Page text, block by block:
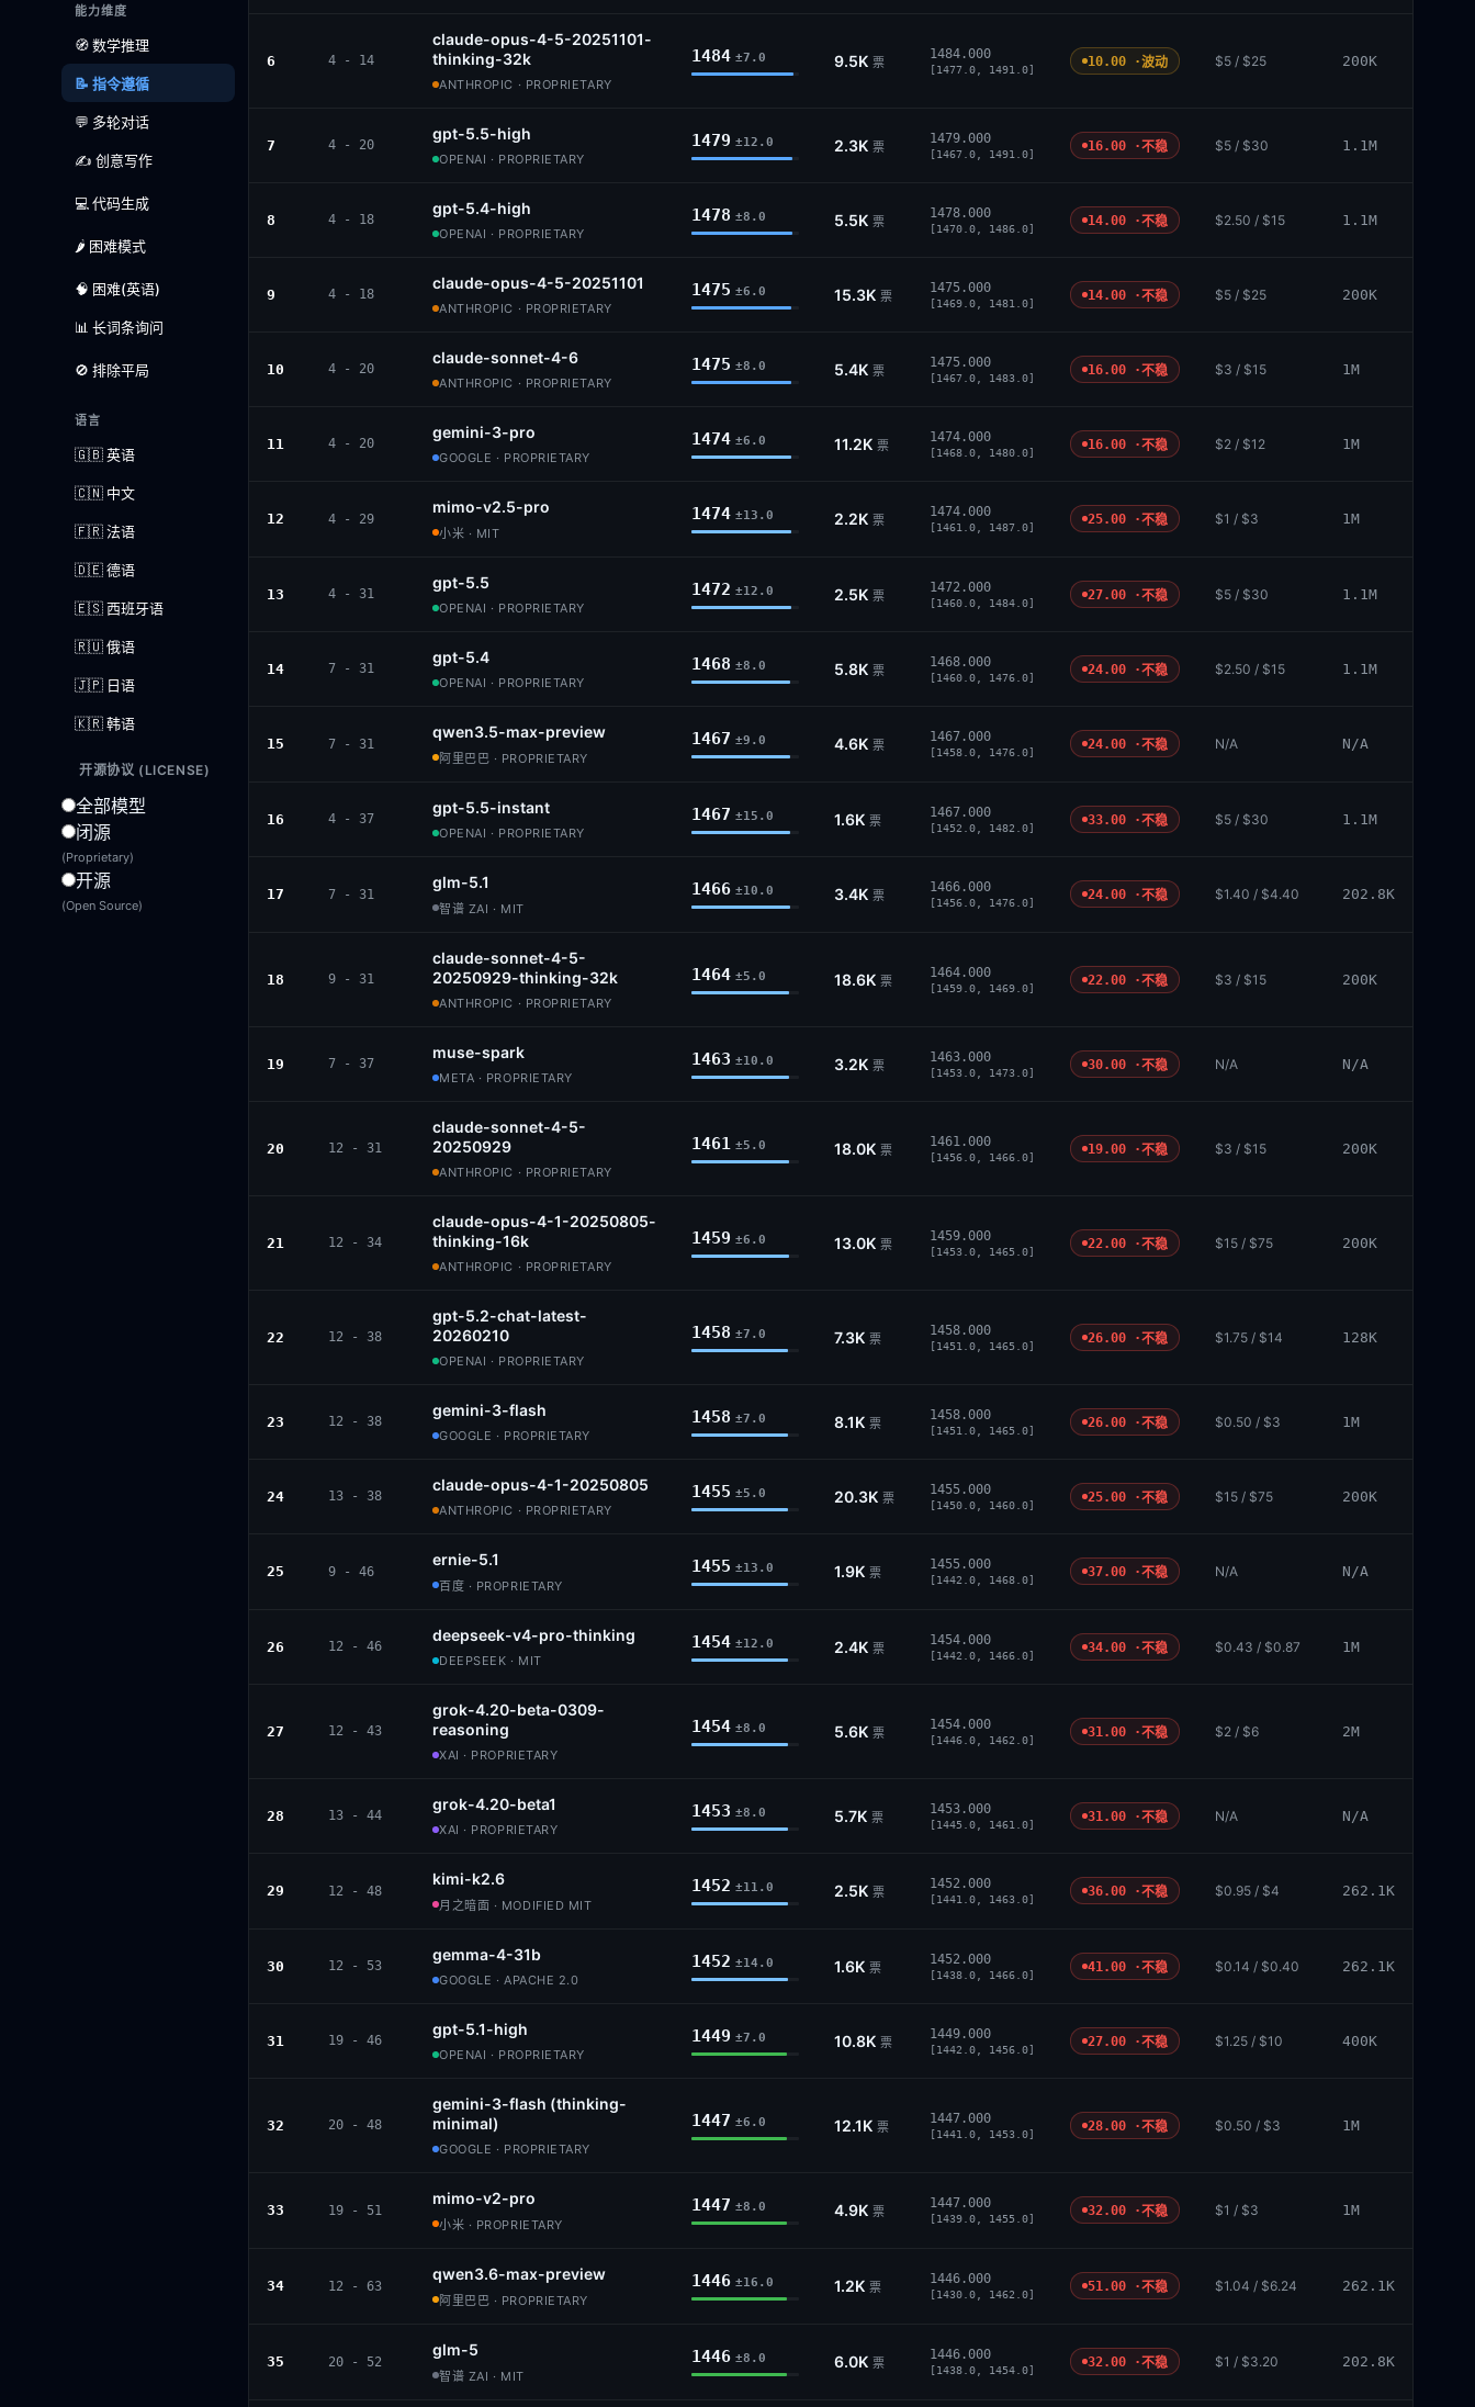
能力维度
🧭 数学推理
📝 指令遵循
💬 多轮对话
✍️ 创意写作
💻 代码生成
🌶️ 困难模式
🧠 困难(英语)
📊 长词条询问
🚫 排除平局
语言
🇬🇧 英语
🇨🇳 中文
🇫🇷 法语
🇩🇪 德语
🇪🇸 西班牙语
🇷🇺 俄语
🇯🇵 日语
🇰🇷 韩语
开源协议 (LICENSE)
全部模型
闭源
(Proprietary)
开源
(Open Source)
6 4 - 14
claude-opus-4-5-20251101-
thinking-32k
ANTHROPIC · PROPRIETARY
1484 ±7.0 9.5K 票
1484.000
[1477.0, 1491.0]
10.00 ·波动 $5 / $25 200K
7 4 - 20
gpt-5.5-high
OPENAI · PROPRIETARY
1479 ±12.0 2.3K 票
1479.000
[1467.0, 1491.0]
16.00 ·不稳 $5 / $30 1.1M
8 4 - 18
gpt-5.4-high
OPENAI · PROPRIETARY
1478 ±8.0 5.5K 票
1478.000
[1470.0, 1486.0]
14.00 ·不稳 $2.50 / $15 1.1M
9 4 - 18
claude-opus-4-5-20251101
ANTHROPIC · PROPRIETARY
1475 ±6.0 15.3K 票
1475.000
[1469.0, 1481.0]
14.00 ·不稳 $5 / $25 200K
10 4 - 20
claude-sonnet-4-6
ANTHROPIC · PROPRIETARY
1475 ±8.0 5.4K 票
1475.000
[1467.0, 1483.0]
16.00 ·不稳 $3 / $15 1M
11 4 - 20
gemini-3-pro
GOOGLE · PROPRIETARY
1474 ±6.0 11.2K 票
1474.000
[1468.0, 1480.0]
16.00 ·不稳 $2 / $12 1M
12 4 - 29
mimo-v2.5-pro
小米 · MIT
1474 ±13.0 2.2K 票
1474.000
[1461.0, 1487.0]
25.00 ·不稳 $1 / $3 1M
13 4 - 31
gpt-5.5
OPENAI · PROPRIETARY
1472 ±12.0 2.5K 票
1472.000
[1460.0, 1484.0]
27.00 ·不稳 $5 / $30 1.1M
14 7 - 31
gpt-5.4
OPENAI · PROPRIETARY
1468 ±8.0 5.8K 票
1468.000
[1460.0, 1476.0]
24.00 ·不稳 $2.50 / $15 1.1M
15 7 - 31
qwen3.5-max-preview
阿里巴巴 · PROPRIETARY
1467 ±9.0 4.6K 票
1467.000
[1458.0, 1476.0]
24.00 ·不稳 N/A N/A
16 4 - 37
gpt-5.5-instant
OPENAI · PROPRIETARY
1467 ±15.0 1.6K 票
1467.000
[1452.0, 1482.0]
33.00 ·不稳 $5 / $30 1.1M
17 7 - 31
glm-5.1
智谱 ZAI · MIT
1466 ±10.0 3.4K 票
1466.000
[1456.0, 1476.0]
24.00 ·不稳 $1.40 / $4.40 202.8K
18 9 - 31
claude-sonnet-4-5-
20250929-thinking-32k
ANTHROPIC · PROPRIETARY
1464 ±5.0 18.6K 票
1464.000
[1459.0, 1469.0]
22.00 ·不稳 $3 / $15 200K
19 7 - 37
muse-spark
META · PROPRIETARY
1463 ±10.0 3.2K 票
1463.000
[1453.0, 1473.0]
30.00 ·不稳 N/A N/A
20 12 - 31
claude-sonnet-4-5-
20250929
ANTHROPIC · PROPRIETARY
1461 ±5.0 18.0K 票
1461.000
[1456.0, 1466.0]
19.00 ·不稳 $3 / $15 200K
21 12 - 34
claude-opus-4-1-20250805-
thinking-16k
ANTHROPIC · PROPRIETARY
1459 ±6.0 13.0K 票
1459.000
[1453.0, 1465.0]
22.00 ·不稳 $15 / $75 200K
22 12 - 38
gpt-5.2-chat-latest-
20260210
OPENAI · PROPRIETARY
1458 ±7.0 7.3K 票
1458.000
[1451.0, 1465.0]
26.00 ·不稳 $1.75 / $14 128K
23 12 - 38
gemini-3-flash
GOOGLE · PROPRIETARY
1458 ±7.0 8.1K 票
1458.000
[1451.0, 1465.0]
26.00 ·不稳 $0.50 / $3 1M
24 13 - 38
claude-opus-4-1-20250805
ANTHROPIC · PROPRIETARY
1455 ±5.0 20.3K 票
1455.000
[1450.0, 1460.0]
25.00 ·不稳 $15 / $75 200K
25 9 - 46
ernie-5.1
百度 · PROPRIETARY
1455 ±13.0 1.9K 票
1455.000
[1442.0, 1468.0]
37.00 ·不稳 N/A N/A
26 12 - 46
deepseek-v4-pro-thinking
DEEPSEEK · MIT
1454 ±12.0 2.4K 票
1454.000
[1442.0, 1466.0]
34.00 ·不稳 $0.43 / $0.87 1M
27 12 - 43
grok-4.20-beta-0309-
reasoning
XAI · PROPRIETARY
1454 ±8.0 5.6K 票
1454.000
[1446.0, 1462.0]
31.00 ·不稳 $2 / $6 2M
28 13 - 44
grok-4.20-beta1
XAI · PROPRIETARY
1453 ±8.0 5.7K 票
1453.000
[1445.0, 1461.0]
31.00 ·不稳 N/A N/A
29 12 - 48
kimi-k2.6
月之暗面 · MODIFIED MIT
1452 ±11.0 2.5K 票
1452.000
[1441.0, 1463.0]
36.00 ·不稳 $0.95 / $4 262.1K
30 12 - 53
gemma-4-31b
GOOGLE · APACHE 2.0
1452 ±14.0 1.6K 票
1452.000
[1438.0, 1466.0]
41.00 ·不稳 $0.14 / $0.40 262.1K
31 19 - 46
gpt-5.1-high
OPENAI · PROPRIETARY
1449 ±7.0 10.8K 票
1449.000
[1442.0, 1456.0]
27.00 ·不稳 $1.25 / $10 400K
32 20 - 48
gemini-3-flash (thinking-
minimal)
GOOGLE · PROPRIETARY
1447 ±6.0 12.1K 票
1447.000
[1441.0, 1453.0]
28.00 ·不稳 $0.50 / $3 1M
33 19 - 51
mimo-v2-pro
小米 · PROPRIETARY
1447 ±8.0 4.9K 票
1447.000
[1439.0, 1455.0]
32.00 ·不稳 $1 / $3 1M
34 12 - 63
qwen3.6-max-preview
阿里巴巴 · PROPRIETARY
1446 ±16.0 1.2K 票
1446.000
[1430.0, 1462.0]
51.00 ·不稳 $1.04 / $6.24 262.1K
35 20 - 52
glm-5
智谱 ZAI · MIT
1446 ±8.0 6.0K 票
1446.000
[1438.0, 1454.0]
32.00 ·不稳 $1 / $3.20 202.8K